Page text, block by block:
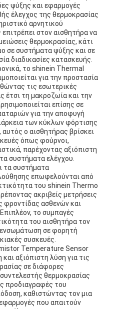
ψύξης και εφαρμογές
έλεγχος της θερμοκρασίας
αρνητικού
στον αισθητήρα να
θερμοκρασίας, κάτι
σε συστήματα ψύξης και σε
διαδικασίες κατασκευής.
το shinein Thermal
για την προστασία
τις εσωτερικές
έτσι τη μακροζωία και την
επίσης σε
για την αποφυγή
των κύκλων φόρτισης
ο αισθητήρας βρίσκει
όπως φούρνοι,
παρέχοντας αξιόπιστη
συστήματα ελέγχου.
τα συστήματα
επωφελούνται από
του shinein Thermo
ακριβείς μετρήσεις
φροντίδας ασθενών και
το συμπαγές
του αισθητήρα τον
σε φορητή
συσκευές.
Temperature Sensor
αξιόπιστη λύση για τις
σε διάφορες
θερμοκρασίας
προδιαγραφές του
καθιστώντας τον μια
που απαιτούν